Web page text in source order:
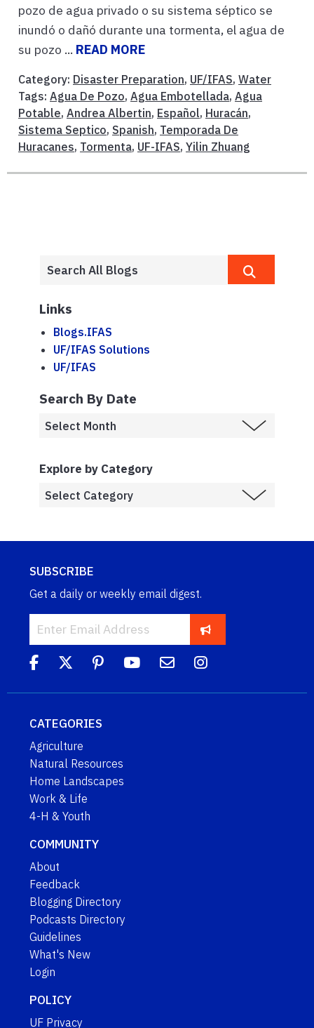
pozo de agua privado o su sistema séptico se
inundó o dañó durante una tormenta, el agua de
su pozo ... READ MORE
Category: Disaster Preparation, UF/IFAS, Water
Tags: Agua De Pozo, Agua Embotellada, Agua
Potable, Andrea Albertin, Español, Huracán,
Sistema Septico, Spanish, Temporada De
Huracanes, Tormenta, UF-IFAS, Yilin Zhuang
Links
Blogs.IFAS
UF/IFAS Solutions
UF/IFAS
Search By Date
Explore by Category
SUBSCRIBE
Get a daily or weekly email digest.
CATEGORIES
Agriculture
Natural Resources
Home Landscapes
Work & Life
4-H & Youth
COMMUNITY
About
Feedback
Blogging Directory
Podcasts Directory
Guidelines
What's New
Login
POLICY
UF Privacy